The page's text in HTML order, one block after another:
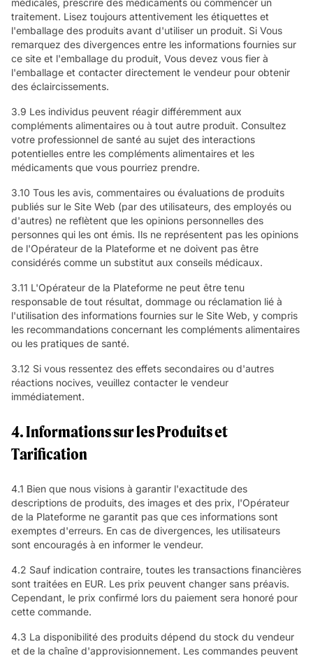
médicales, prescrire des médicaments ou commencer un
traitement. Lisez toujours attentivement les étiquettes et
l'emballage des produits avant d'utiliser un produit. Si Vous
remarquez des divergences entre les informations fournies sur
ce site et l'emballage du produit, Vous devez vous fier à
l'emballage et contacter directement le vendeur pour obtenir
des éclaircissements.
3.9 Les individus peuvent réagir différemment aux
compléments alimentaires ou à tout autre produit. Consultez
votre professionnel de santé au sujet des interactions
potentielles entre les compléments alimentaires et les
médicaments que vous pourriez prendre.
3.10 Tous les avis, commentaires ou évaluations de produits
publiés sur le Site Web (par des utilisateurs, des employés ou
d'autres) ne reflètent que les opinions personnelles des
personnes qui les ont émis. Ils ne représentent pas les opinions
de l'Opérateur de la Plateforme et ne doivent pas être
considérés comme un substitut aux conseils médicaux.
3.11 L'Opérateur de la Plateforme ne peut être tenu
responsable de tout résultat, dommage ou réclamation lié à
l'utilisation des informations fournies sur le Site Web, y compris
les recommandations concernant les compléments alimentaires
ou les pratiques de santé.
3.12 Si vous ressentez des effets secondaires ou d'autres
réactions nocives, veuillez contacter le vendeur
immédiatement.
4. Informations sur les Produits et
Tarification
4.1 Bien que nous visions à garantir l'exactitude des
descriptions de produits, des images et des prix, l'Opérateur
de la Plateforme ne garantit pas que ces informations sont
exemptes d'erreurs. En cas de divergences, les utilisateurs
sont encouragés à en informer le vendeur.
4.2 Sauf indication contraire, toutes les transactions financières
sont traitées en EUR. Les prix peuvent changer sans préavis.
Cependant, le prix confirmé lors du paiement sera honoré pour
cette commande.
4.3 La disponibilité des produits dépend du stock du vendeur
et de la chaîne d'approvisionnement. Les commandes peuvent